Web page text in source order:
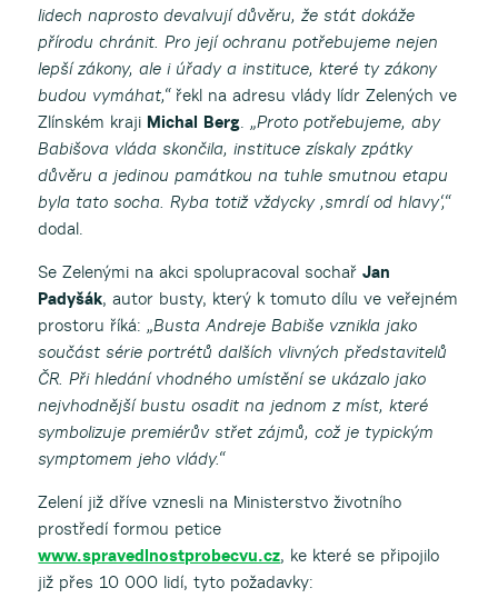
lidech naprosto devalvují důvěru, že stát dokáže
přírodu chránit. Pro její ochranu potřebujeme nejen
lepší zákony, ale i úřady a instituce, které ty zákony
budou vymáhat,“řekl na adresu vlády lídr Zelených ve
Zlínském kraji Michal Berg .„Proto potřebujeme, aby
Babišova vláda skončila, instituce získaly zpátky
důvěru a jedinou památkou na tuhle smutnou etapu
byla tato socha. Ryba totiž vždycky ‚smrdí od hlavy‘,“
dodal.
Se Zelenými na akci spolupracoval sochařJan
Padyšák, autor busty, který k tomuto dílu ve veřejném
prostoru říká:„Busta Andreje Babiše vznikla jako
součást série portrétů dalších vlivných představitelů
ČR. Při hledání vhodného umístění se ukázalo jako
nejvhodnější bustu osadit na jednom z míst, které
symbolizuje premiérův střet zájmů, což je typickým
symptomem jeho vlády.“
Zelení již dříve vznesli na Ministerstvo životního
prostředí formou petice
www.spravedlnostprobecvu.cz, ke které se připojilo
již přes 10 000 lidí, tyto požadavky: